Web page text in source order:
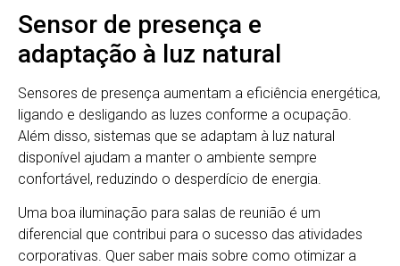
Sensor de presença e
adaptação à luz natural
Sensores de presença aumentam a eficiência energética,
ligando e desligando as luzes conforme a ocupação.
Além disso, sistemas que se adaptam à luz natural
disponível ajudam a manter o ambiente sempre
confortável, reduzindo o desperdício de energia.
Uma boa iluminação para salas de reunião é um
diferencial que contribui para o sucesso das atividades
corporativas. Quer saber mais sobre como otimizar a